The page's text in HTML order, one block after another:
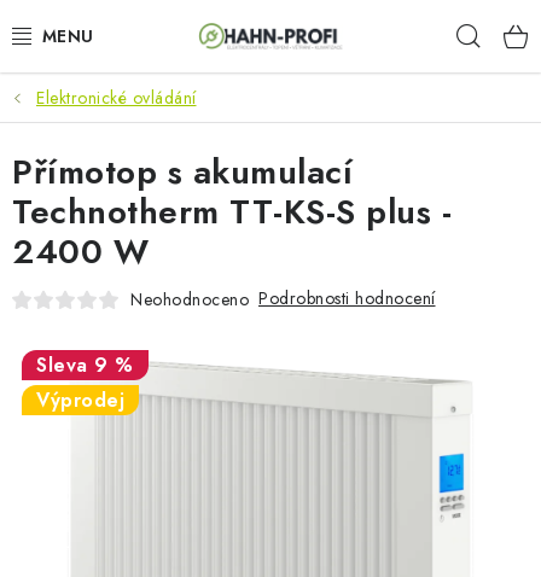
na
KLIMATIZACE
ELEKTROCENTRÁLY
ZAHRADNÍ TECHNIKA
STAVEBNÍ TECHNIKA
AKU NÁŘADÍ
ODVLHČOVAČE
Elektronické ovládání
Přímotop s akumulací
Technotherm TT-KS-S plus -
2400 W
Neohodnoceno Podrobnosti hodnocení
9 %
Výprodej